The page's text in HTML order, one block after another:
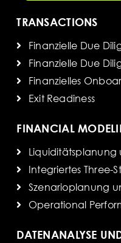
TRANSACTIONS
Finanzielle Due
Finanzielle Due
Finanzielles
Exit Readiness
FINANCIAL
Integriertes Three-
Szenarioplanung
Operational
DATENANALYSE